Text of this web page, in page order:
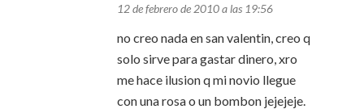
12 de febrero de 2010 a las 19:56
no creo nada en san valentin, creo q
solo sirve para gastar dinero, xro
me hace ilusion q mi novio llegue
con una rosa o un bombon jejejeje.